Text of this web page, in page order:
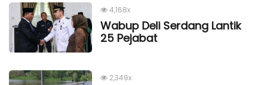
4,168x
Wabup Deli Serdang Lantik
25 Pejabat
2,349x